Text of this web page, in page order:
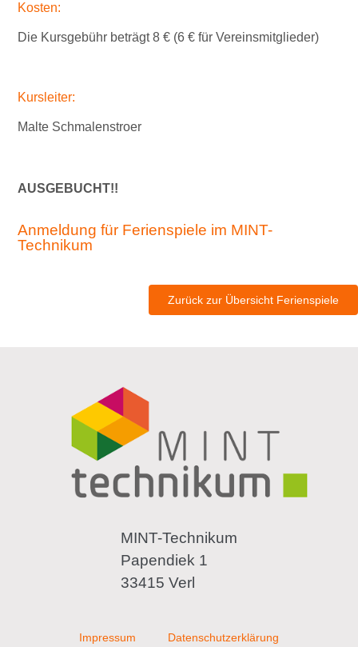
Kosten:
Die Kursgebühr beträgt 8 € (6 € für Vereinsmitglieder)
Kursleiter:
Malte Schmalenstroer
AUSGEBUCHT!!
Anmeldung für Ferienspiele im MINT-
Technikum
Zurück zur Übersicht Ferienspiele
MINT-Technikum
Papendiek 1
33415 Verl
Impressum Datenschutzerklärung